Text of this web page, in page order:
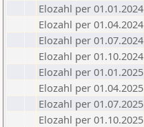
Elozahl per 01.01.2024
Elozahl per 01.04.2024
Elozahl per 01.07.2024
Elozahl per 01.10.2024
Elozahl per 01.01.2025
Elozahl per 01.04.2025
Elozahl per 01.07.2025
Elozahl per 01.10.2025